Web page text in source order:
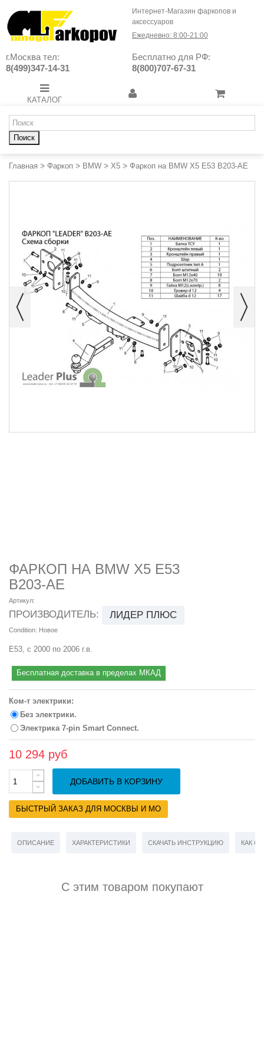
Интернет-Магазин фаркопов и
аксессуаров
Ежедневно: 8:00-21:00
г.Москва тел:
8(499)347-14-31
Бесплатно для РФ:
8(800)707-67-31
КАТАЛОГ
Поиск
Главная > Фаркоп > BMW > X5 > Фаркоп на BMW X5 E53 B203-AE
ФАРКОП НА BMW X5 E53
B203-AE
Артикул:
ПРОИЗВОДИТЕЛЬ: ЛИДЕР ПЛЮС
Condition: Новое
E53, с 2000 по 2006 г.в.
Бесплатная доставка в пределах МКАД
Ком-т электрики:
Без электрики.
Электрика 7-pin Smart Connect.
10 294 руб
ДОБАВИТЬ В КОРЗИНУ
БЫСТРЫЙ ЗАКАЗ ДЛЯ МОСКВЫ И МО
ОПИСАНИЕ ХАРАКТЕРИСТИКИ СКАЧАТЬ ИНСТРУКЦИЮ КАК
С этим товаром покупают